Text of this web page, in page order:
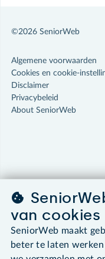
©2026 SeniorWeb
Algemene voorwaarden
Cookies en cookie-
Disclaimer
Privacybeleid
About SeniorWeb
van cookies
SeniorWeb maakt
beter te laten werken